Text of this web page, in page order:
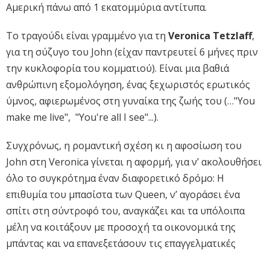
Αμερική πάνω από 1 εκατομμύρια αντίτυπα.
Το τραγούδι είναι γραμμένο για τη Veronica Tetzlaff,
για τη σύζυγο του John (είχαν παντρευτεί 6 μήνες πριν
την κυκλοφορία του κομματιού). Είναι μια βαθιά
ανθρώπινη εξομολόγηση, ένας ξεχωριστός ερωτικός
ύμνος, αφιερωμένος στη γυναίκα της ζωής του (…"You
make me live", "You're all I see"...).
Συγχρόνως, η ρομαντική σχέση κι η αφοσίωση του
John στη Veronica γίνεται η αφορμή, για ν’ ακολουθήσει
όλο το συγκρότημα έναν διαφορετικό δρόμο: Η
επιθυμία του μπασίστα των Queen, ν’ αγοράσει ένα
σπίτι στη σύντροφό του, αναγκάζει και τα υπόλοιπα
μέλη να κοιτάξουν με προσοχή τα οικονομικά της
μπάντας και να επανεξετάσουν τις επαγγελματικές